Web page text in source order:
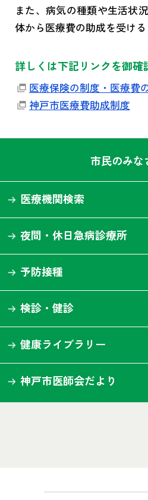
また、病気の種類や生活状
体から医療費の助成を受ける
詳しくは下記リンクを御確
医療保険の制度・医療費
神戸市医療費助成制度
市民のみな
医療機関検索
夜間・休日急病診療所
予防接種
検診・健診
健康ライブラリー
神戸市医師会だより